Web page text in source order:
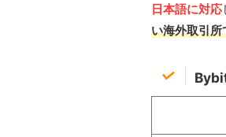
日本語に対応
い海外取引所